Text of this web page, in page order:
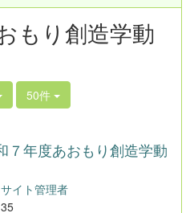
もり創造学動
50件
７年度あおもり創造学動
サイト管理者